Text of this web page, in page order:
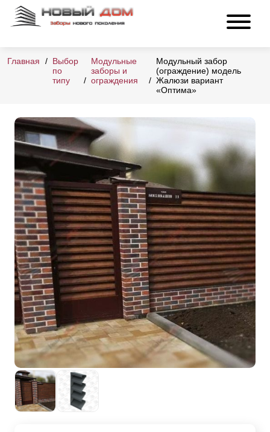
Главная
Выбор
по
типу
Модульные
заборы и
ограждения
Модульный забор
(ограждение) модель
Жалюзи вариант
«Оптима»